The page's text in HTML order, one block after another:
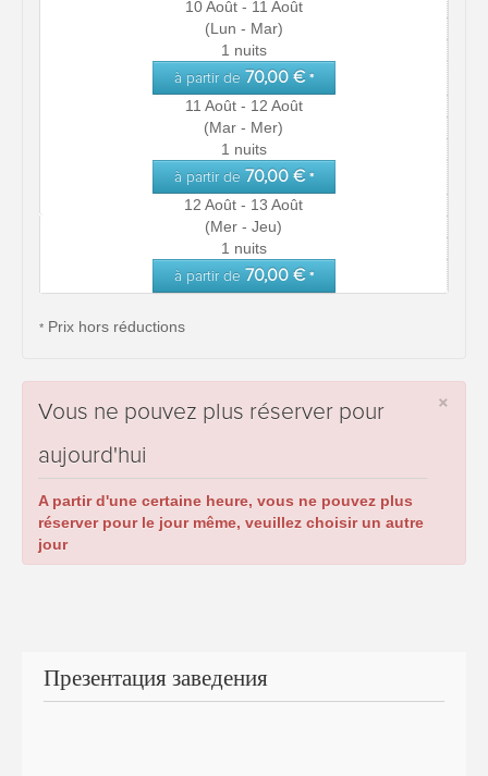
10 Août - 11 Août
(Lun - Mar)
1 nuits
à partir de 70,00 € *
11 Août - 12 Août
(Mar - Mer)
1 nuits
à partir de 70,00 € *
12 Août - 13 Août
(Mer - Jeu)
1 nuits
à partir de 70,00 € *
* Prix hors réductions
×
Vous ne pouvez plus réserver pour
aujourd'hui
A partir d'une certaine heure, vous ne pouvez plus
réserver pour le jour même, veuillez choisir un autre
jour
Презентация заведения